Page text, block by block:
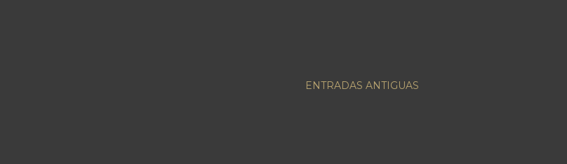
ENTRADAS ANTIGUAS